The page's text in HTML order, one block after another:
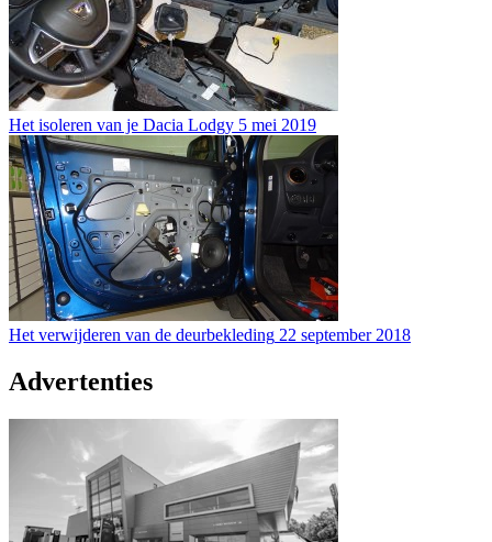
Het isoleren van je Dacia Lodgy 5 mei 2019
Het verwijderen van de deurbekleding 22 september 2018
Advertenties